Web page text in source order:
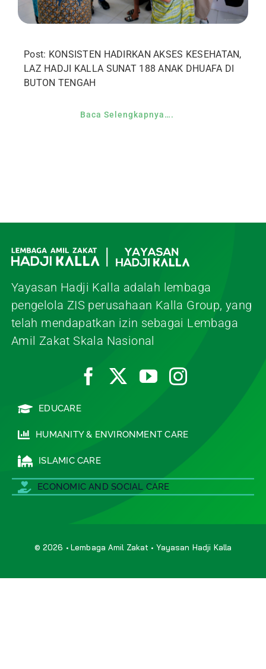
Post: KONSISTEN HADIRKAN AKSES KESEHATAN,
LAZ HADJI KALLA SUNAT 188 ANAK DHUAFA DI
BUTON TENGAH
Baca Selengkapnya….
Yayasan Hadji Kalla adalah lembaga
pengelola ZIS perusahaan Kalla Group, yang
telah mendapatkan izin sebagai Lembaga
Amil Zakat Skala Nasional
EDUCARE
HUMANITY & ENVIRONMENT CARE
ISLAMIC CARE
ECONOMIC AND SOCIAL CARE
© 2026 • Lembaga Amil Zakat • Yayasan Hadji Kalla